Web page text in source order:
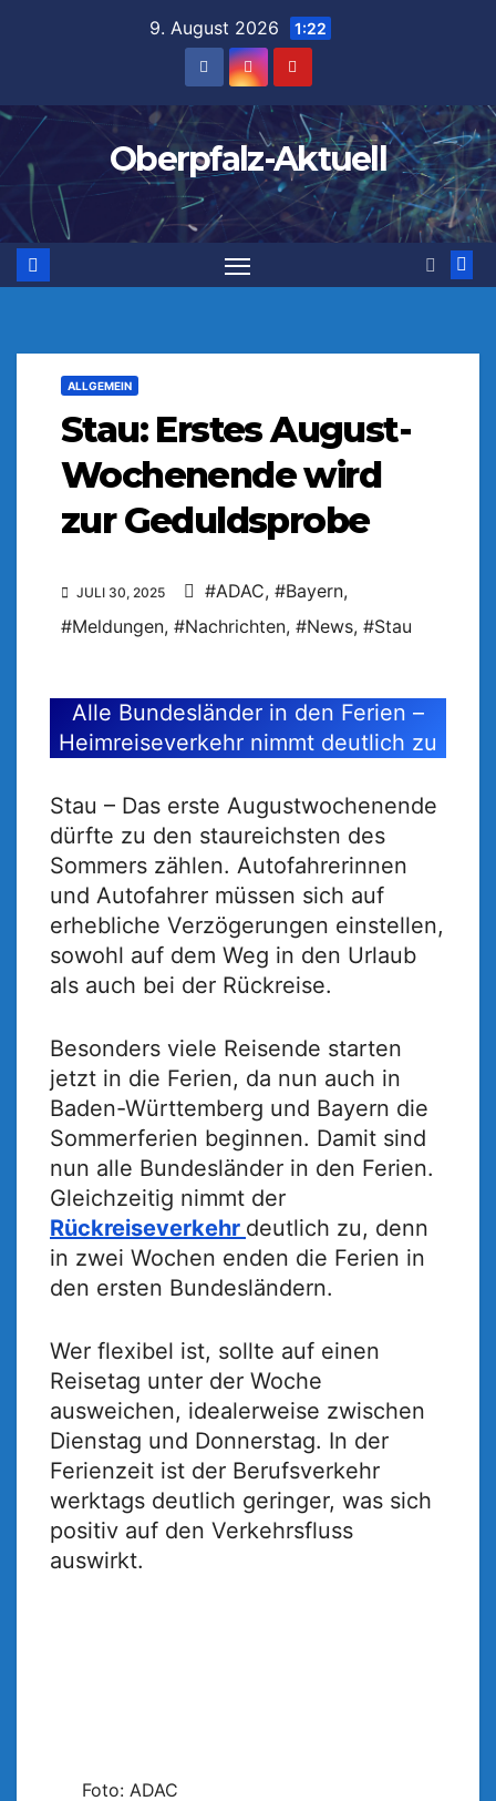
9. August 2026 1:22
Oberpfalz-Aktuell
ALLGEMEIN
Stau: Erstes August-
Wochenende wird
zur Geduldsprobe
JULI 30, 2025 #ADAC, #Bayern,
#Meldungen, #Nachrichten, #News, #Stau
Alle Bundesländer in den Ferien –
Heimreiseverkehr nimmt deutlich zu
Stau – Das erste Augustwochenende
dürfte zu den staureichsten des
Sommers zählen. Autofahrerinnen
und Autofahrer müssen sich auf
erhebliche Verzögerungen einstellen,
sowohl auf dem Weg in den Urlaub
als auch bei der Rückreise.
Besonders viele Reisende starten
jetzt in die Ferien, da nun auch in
Baden-Württemberg und Bayern die
Sommerferien beginnen. Damit sind
nun alle Bundesländer in den Ferien.
Gleichzeitig nimmt der
Rückreiseverkehr deutlich zu, denn
in zwei Wochen enden die Ferien in
den ersten Bundesländern.
Wer flexibel ist, sollte auf einen
Reisetag unter der Woche
ausweichen, idealerweise zwischen
Dienstag und Donnerstag. In der
Ferienzeit ist der Berufsverkehr
werktags deutlich geringer, was sich
positiv auf den Verkehrsfluss
auswirkt.
Foto: ADAC